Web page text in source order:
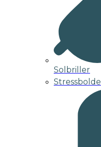
Solbriller
Stressbolde